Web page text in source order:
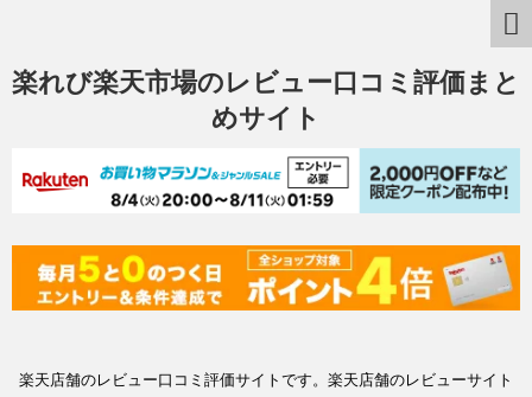
楽れび楽天市場のレビュー口コミ評価まと
めサイト
楽天店舗のレビュー口コミ評価サイトです。楽天店舗のレビューサイト